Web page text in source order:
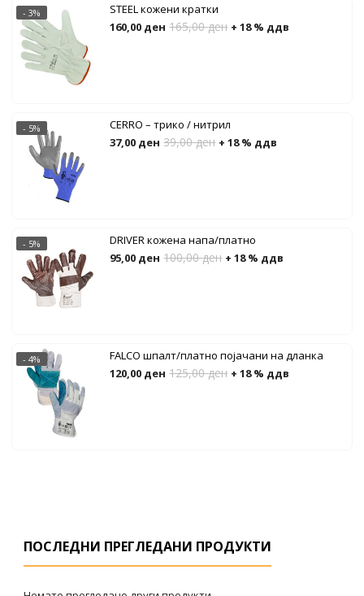
STEEL кожени кратки
160,00 ден 165,00ден + 18 % ддв
- 3%
CERRO – трико / нитрил
37,00 ден 39,00ден + 18 % ддв
- 5%
DRIVER кожена напа/платно
95,00 ден 100,00ден + 18 % ддв
- 5%
FALCO шпалт/платно појачани на дланка
120,00 ден 125,00ден + 18 % ддв
- 4%
ПОСЛЕДНИ ПРЕГЛЕДАНИ ПРОДУКТИ